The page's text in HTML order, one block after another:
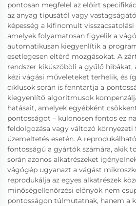
pontosan megfelel az előírt
az anyag típusától vagy
képesség a kifinomult
amelyek folyamatosan figyelik a
automatikusan kiegyenlítik a
esetlegesen eltérő mozgásokat. A
rendszer kiküszöböli a gyűlő hibákat,
kézi vágási műveleteket terhelik, és
ciklusok során is fenntartja a
kiegyenlítő algoritmusok
hatásait, amelyek egyébként
pontosságot – különösen fontos ez
feldolgozása vagy változó
üzemeltetés esetén. A
fontosságú a gyártók számára, akik
során azonos alkatrészeket
vágógép ugyanazt a vágást
reprodukálja az egyes alkatrészek
minőségellenőrzési előnyök nem
pontosságon túlmutatnak, hanem a